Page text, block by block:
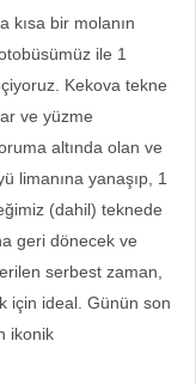
kısa bir molanın
ile 1
Kekova tekne
ve yüzme
altında olan ve
limanına yanaşıp, 1
(dahil) teknede
geri dönecek ve
serbest zaman,
için ideal. Günün son
ikonik